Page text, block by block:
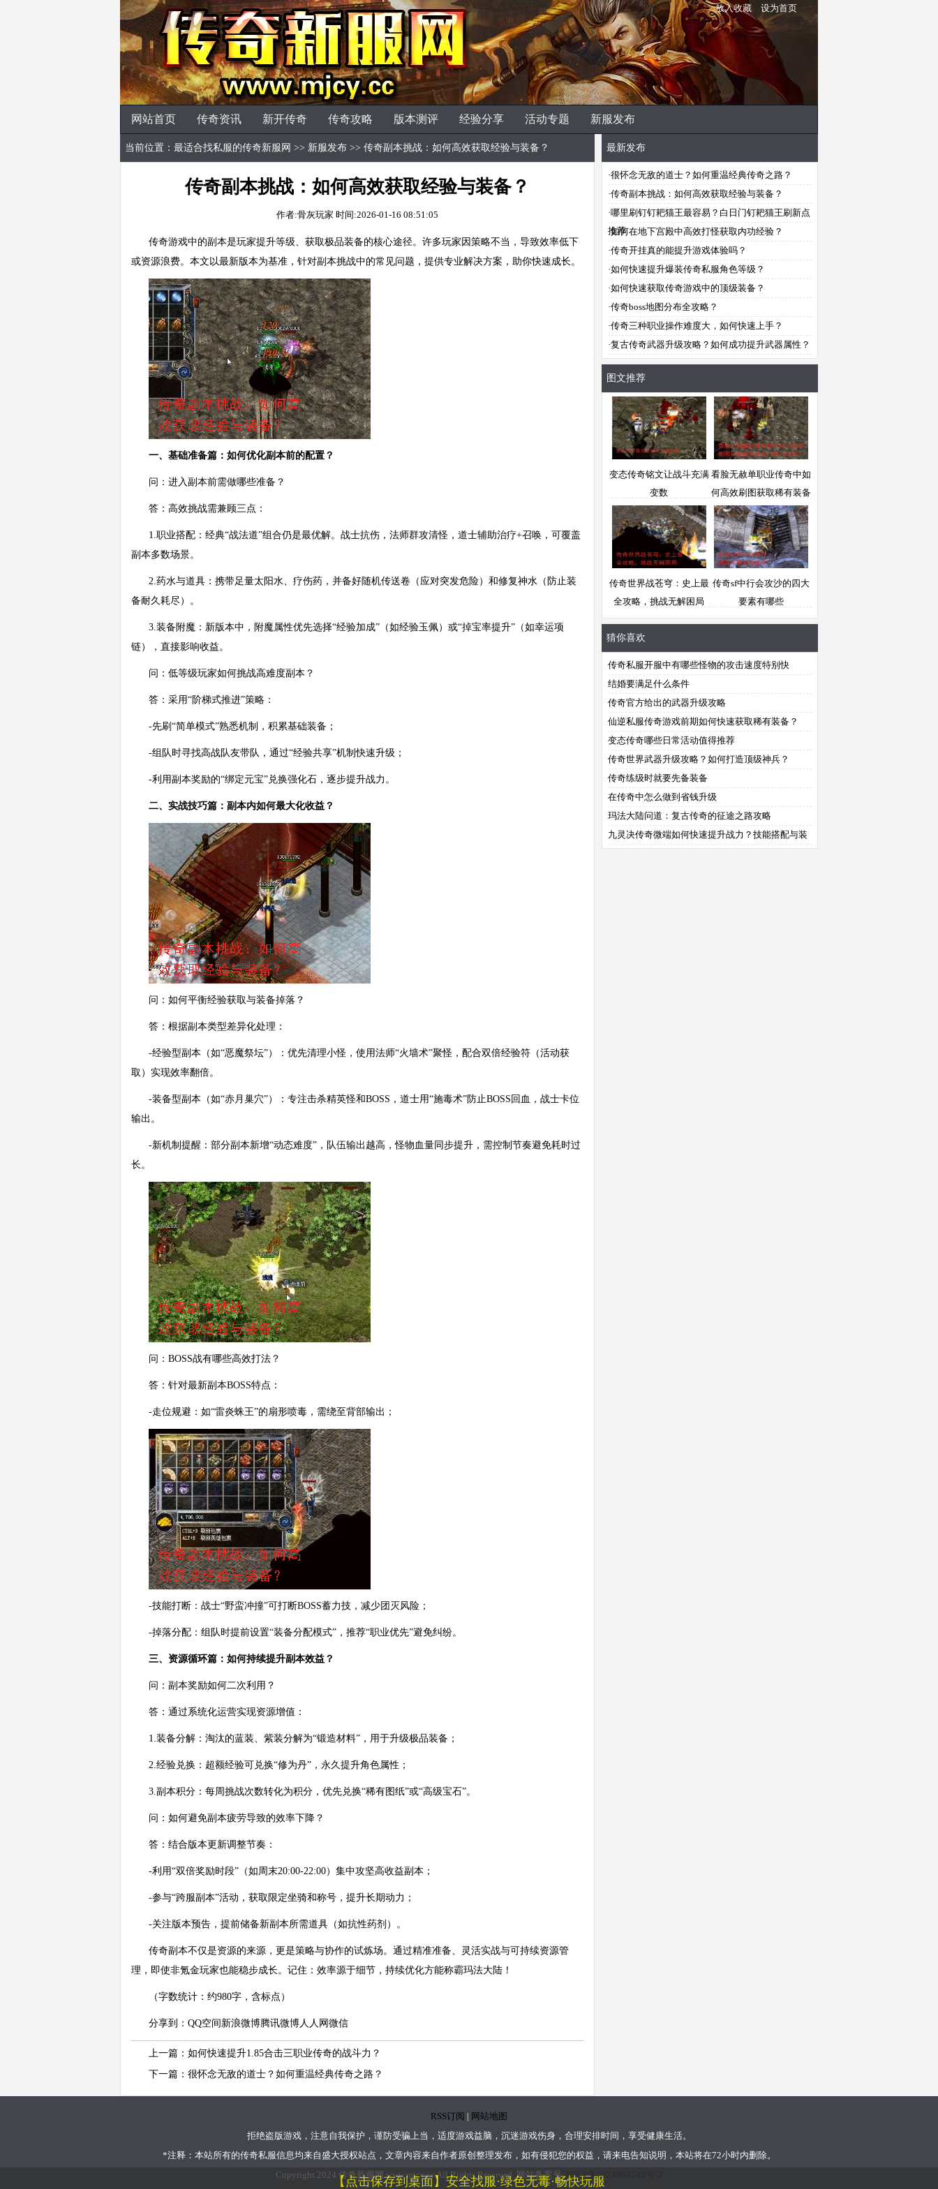
放入收藏 设为首页
网站首页 传奇资讯 新开传奇 传奇攻略 版本测评 经验分享 活动专题 新服发布
当前位置： 最适合找私服的传奇新服网 >> 新服发布 >> 传奇副本挑战：如何高效获取经验与装备？
传奇副本挑战：如何高效获取经验与装备？
作者:骨灰玩家 时间:2026-01-16 08:51:05
传奇游戏中的副本是玩家提升等级、获取极品装备的核心途径。许多玩家因策略不当，导致效率低下
或资源浪费。本文以最新版本为基准，针对副本挑战中的常见问题，提供专业解决方案，助你快速成长。
一、基础准备篇：如何优化副本前的配置？
问：进入副本前需做哪些准备？
答：高效挑战需兼顾三点：
1.职业搭配：经典“战法道”组合仍是最优解。战士抗伤，法师群攻清怪，道士辅助治疗+召唤，可覆盖
副本多数场景。
2.药水与道具：携带足量太阳水、疗伤药，并备好随机传送卷（应对突发危险）和修复神水（防止装
备耐久耗尽）。
3.装备附魔：新版本中，附魔属性优先选择“经验加成”（如经验玉佩）或“掉宝率提升”（如幸运项
链），直接影响收益。
问：低等级玩家如何挑战高难度副本？
答：采用“阶梯式推进”策略：
-先刷“简单模式”熟悉机制，积累基础装备；
-组队时寻找高战队友带队，通过“经验共享”机制快速升级；
-利用副本奖励的“绑定元宝”兑换强化石，逐步提升战力。
二、实战技巧篇：副本内如何最大化收益？
问：如何平衡经验获取与装备掉落？
答：根据副本类型差异化处理：
-经验型副本（如“恶魔祭坛”）：优先清理小怪，使用法师“火墙术”聚怪，配合双倍经验符（活动获
取）实现效率翻倍。
-装备型副本（如“赤月巢穴”）：专注击杀精英怪和BOSS，道士用“施毒术”防止BOSS回血，战士卡位
输出。
-新机制提醒：部分副本新增“动态难度”，队伍输出越高，怪物血量同步提升，需控制节奏避免耗时过
长。
问：BOSS战有哪些高效打法？
答：针对最新副本BOSS特点：
-走位规避：如“雷炎蛛王”的扇形喷毒，需绕至背部输出；
-技能打断：战士“野蛮冲撞”可打断BOSS蓄力技，减少团灭风险；
-掉落分配：组队时提前设置“装备分配模式”，推荐“职业优先”避免纠纷。
三、资源循环篇：如何持续提升副本效益？
问：副本奖励如何二次利用？
答：通过系统化运营实现资源增值：
1.装备分解：淘汰的蓝装、紫装分解为“锻造材料”，用于升级极品装备；
2.经验兑换：超额经验可兑换“修为丹”，永久提升角色属性；
3.副本积分：每周挑战次数转化为积分，优先兑换“稀有图纸”或“高级宝石”。
问：如何避免副本疲劳导致的效率下降？
答：结合版本更新调整节奏：
-利用“双倍奖励时段”（如周末20:00-22:00）集中攻坚高收益副本；
-参与“跨服副本”活动，获取限定坐骑和称号，提升长期动力；
-关注版本预告，提前储备新副本所需道具（如抗性药剂）。
传奇副本不仅是资源的来源，更是策略与协作的试炼场。通过精准准备、灵活实战与可持续资源管
理，即使非氪金玩家也能稳步成长。记住：效率源于细节，持续优化方能称霸玛法大陆！
（字数统计：约980字，含标点）
分享到： QQ空间 新浪微博腾讯微博人人网 微信
上一篇： 如何快速提升1.85合击三职业传奇的战斗力？
下一篇： 很怀念无敌的道士？如何重温经典传奇之路？
最新发布
·很怀念无敌的道士？如何重温经典传奇之路？
·传奇副本挑战：如何高效获取经验与装备？
·哪里刷钉钉耙猫王最容易？白日门钉耙猫王刷新点
推荐
·如何在地下宫殿中高效打怪获取内功经验？
·传奇开挂真的能提升游戏体验吗？
·如何快速提升爆装传奇私服角色等级？
·如何快速获取传奇游戏中的顶级装备？
·传奇boss地图分布全攻略？
·传奇三种职业操作难度大，如何快速上手？
·复古传奇武器升级攻略？如何成功提升武器属性？
图文推荐
变态传奇铭文让战斗充满
变数
看脸无赦单职业传奇中如
何高效刷图获取稀有装备
与提升战力？
传奇世界战苍穹：史上最
全攻略，挑战无解困局
传奇sf中行会攻沙的四大
要素有哪些
猜你喜欢
传奇私服开服中有哪些怪物的攻击速度特别快
结婚要满足什么条件
传奇官方给出的武器升级攻略
仙逆私服传奇游戏前期如何快速获取稀有装备？
变态传奇哪些日常活动值得推荐
传奇世界武器升级攻略？如何打造顶级神兵？
传奇练级时就要先备装备
在传奇中怎么做到省钱升级
玛法大陆问道：复古传奇的征途之路攻略
九灵决传奇微端如何快速提升战力？技能搭配与装
RSS订阅 | 网站地图
拒绝盗版游戏，注意自我保护，谨防受骗上当，适度游戏益脑，沉迷游戏伤身，合理安排时间，享受健康生活。
*注释：本站所有的传奇私服信息均来自盛大授权站点，文章内容来自作者原创整理发布，如有侵犯您的权益，请来电告知说明，本站将在72小时内删除。
Copyright 2024 传奇新服网 www.mjcy.cc All Rights Reserved. 网站备案号:皖ICP备2024064549号-2
【点击保存到桌面】安全找服·绿色无毒·畅快玩服